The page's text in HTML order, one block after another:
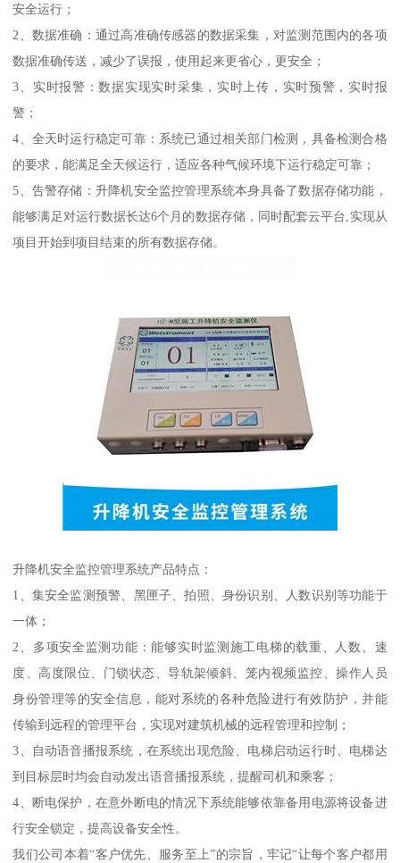
安全运行；
2、数据准确：通过高准确传感器的数据采集，对监测范围内的各项
数据准确传送，减少了误报，使用起来更省心，更安全；
3、实时报警：数据实现实时采集，实时上传，实时预警，实时报
警；
4、全天时运行稳定可靠：系统已通过相关部门检测，具备检测合格
的要求，能满足全天候运行，适应各种气候环境下运行稳定可靠；
5、告警存储：升降机安全监控管理系统本身具备了数据存储功能，
能够满足对运行数据长达6个月的数据存储，同时配套云平台,实现从
项目开始到项目结束的所有数据存储。
升降机安全监控管理系统产品特点：
1、集安全监测预警、黑匣子、拍照、身份识别、人数识别等功能于
一体；
2、多项安全监测功能：能够实时监测施工电梯的载重、人数、速
度、高度限位、门锁状态、导轨架倾斜、笼内视频监控、操作人员
身份管理等的安全信息，能对系统的各种危险进行有效防护，并能
传输到远程的管理平台，实现对建筑机械的远程管理和控制；
3、自动语音播报系统，在系统出现危险、电梯启动运行时、电梯达
到目标层时均会自动发出语音播报系统，提醒司机和乘客；
4、断电保护，在意外断电的情况下系统能够依靠备用电源将设备进
行安全锁定，提高设备安全性。
我们公司本着“客户优先、服务至上”的宗旨，牢记“让每个客户都用